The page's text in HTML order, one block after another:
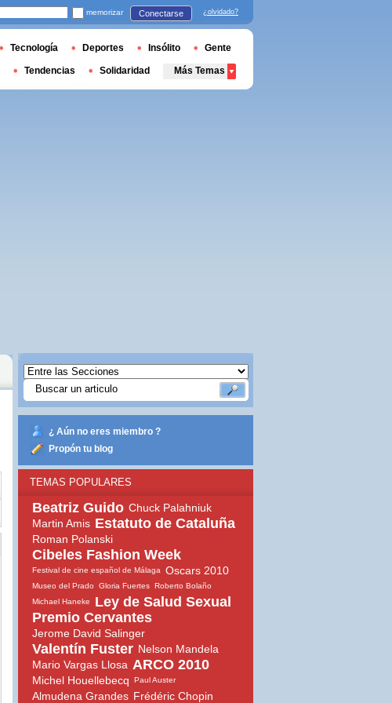
¿ Aún no eres miembro ?
Propón tu blog
TEMAS POPULARES
Beatriz Guido Chuck Palahniuk
Martin Amis Estatuto de Cataluña
Roman Polanski
Cibeles Fashion Week
Festival de cine español de Málaga Oscars 2010
Museo del Prado Gloria Fuertes Roberto Bolaño
Michael Haneke
Ley de Salud Sexual
Premio Cervantes
Jerome David Salinger
Valentín Fuster Nelson Mandela
Mario Vargas Llosa ARCO 2010
Michel Houellebecq Paul Auster
Almudena Grandes Frédéric Chopin
memorizar Conectarse ¿olvidado?
Tecnología Deportes Insólito Gente
Tendencias Solidaridad Más Temas